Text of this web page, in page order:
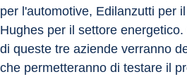
per l'automotive, Edilanzutti per
Hughes per il settore
di queste tre aziende verranno
che permetteranno di testare il